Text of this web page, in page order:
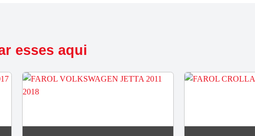
esses aqui